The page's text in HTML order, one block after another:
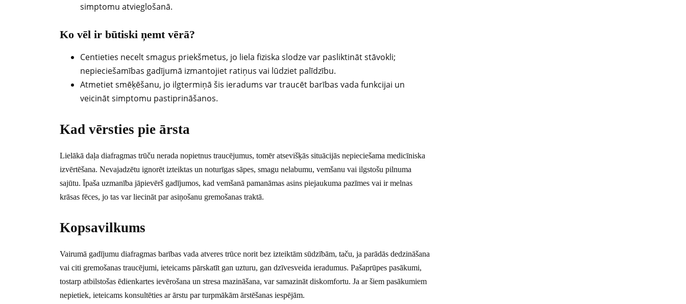
simptomu atvieglošanā.
Ko vēl ir būtiski ņemt vērā?
Centieties necelt smagus priekšmetus, jo liela fiziska slodze var pasliktināt stāvokli;
nepieciešamības gadījumā izmantojiet ratiņus vai lūdziet palīdzību.
Atmetiet smēķēšanu, jo ilgtermiņā šis ieradums var traucēt barības vada funkcijai un
veicināt simptomu pastiprināšanos.
Kad vērsties pie ārsta
Lielākā daļa diafragmas trūču nerada nopietnus traucējumus, tomēr atsevišķās situācijās nepieciešama medicīniska
izvērtēšana. Nevajadzētu ignorēt izteiktas un noturīgas sāpes, smagu nelabumu, vemšanu vai ilgstošu pilnuma
sajūtu. Īpaša uzmanība jāpievērš gadījumos, kad vemšanā pamanāmas asins piejaukuma pazīmes vai ir melnas
krāsas fēces, jo tas var liecināt par asiņošanu gremošanas traktā.
Kopsavilkums
Vairumā gadījumu diafragmas barības vada atveres trūce norit bez izteiktām sūdzībām, taču, ja parādās dedzināšana
vai citi gremošanas traucējumi, ieteicams pārskatīt gan uzturu, gan dzīvesveida ieradumus. Pašaprūpes pasākumi,
tostarp atbilstošas ēdienkartes ievērošana un stresa mazināšana, var samazināt diskomfortu. Ja ar šiem pasākumiem
nepietiek, ieteicams konsultēties ar ārstu par turpmākām ārstēšanas iespējām.